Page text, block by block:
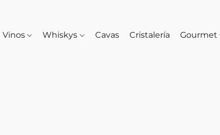
Vinos Whiskys Cavas Cristalería Gourmet